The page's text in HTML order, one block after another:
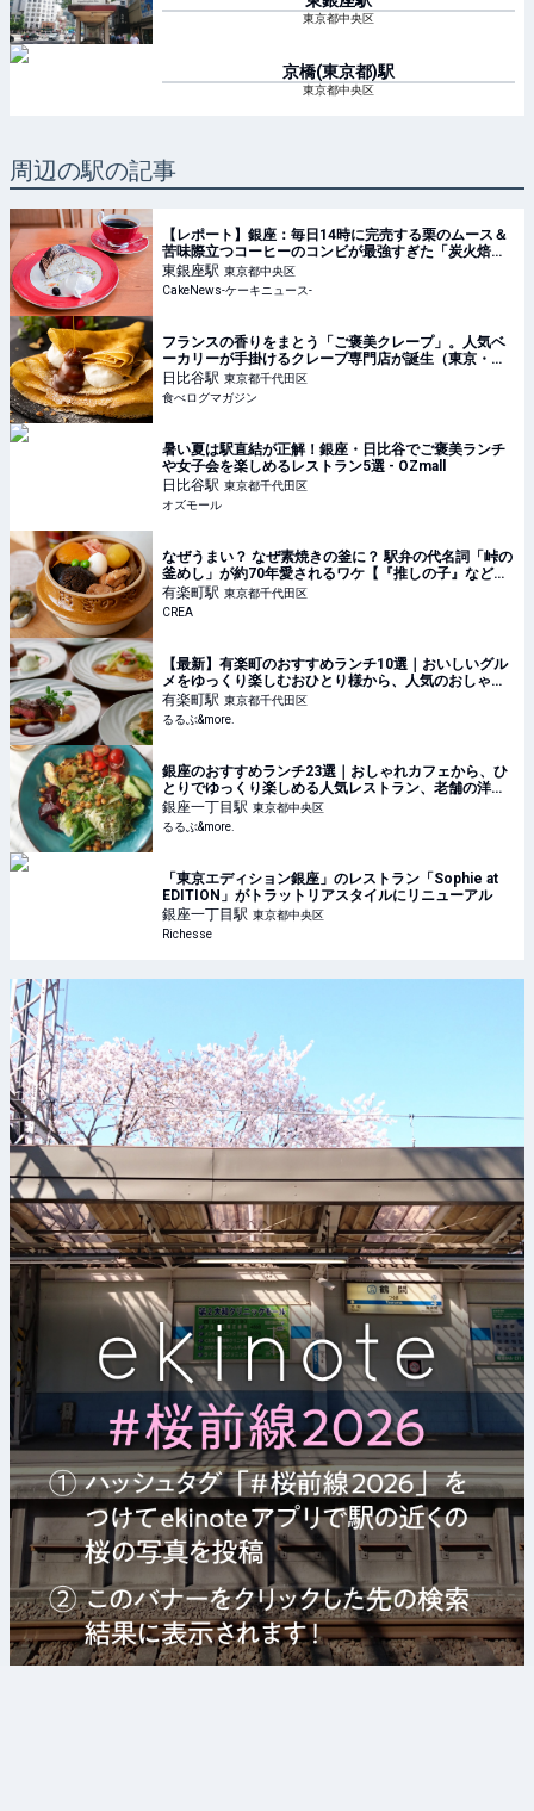
東京都中央区
京橋(東京都)駅
東京都中央区
周辺の駅の記事
【レポート】銀座：毎日14時に完売する栗のムース＆
苦味際立つコーヒーのコンビが最強すぎた「炭火焙煎
珈琲.凛 本店」8月5日より移転リニューアルオープン
東銀座駅 東京都中央区
CakeNews-ケーキニュース-
フランスの香りをまとう「ご褒美クレープ」。人気ベ
ーカリーが手掛けるクレープ専門店が誕生（東京・日
比谷） | 食べログマガジン
日比谷駅 東京都千代田区
食べログマガジン
暑い夏は駅直結が正解！銀座・日比谷でご褒美ランチ
や女子会を楽しめるレストラン5選 - OZmall
日比谷駅 東京都千代田区
オズモール
なぜうまい？ なぜ素焼きの釜に？ 駅弁の代名詞「峠の
釜めし」が約70年愛されるワケ【『推しの子』などア
ニメコラボも！】
有楽町駅 東京都千代田区
CREA
【最新】有楽町のおすすめランチ10選｜おいしいグル
メをゆっくり楽しむおひとり様から、人気のおしゃれ
デートまで！｜るるぶ&more.
有楽町駅 東京都千代田区
るるぶ&more.
銀座のおすすめランチ23選｜おしゃれカフェから、ひ
とりでゆっくり楽しめる人気レストラン、老舗の洋
食・和食まで！｜るるぶ&more.
銀座一丁目駅 東京都中央区
るるぶ&more.
「東京エディション銀座」のレストラン「Sophie at
EDITION」がトラットリアスタイルにリニューアル
銀座一丁目駅 東京都中央区
Richesse